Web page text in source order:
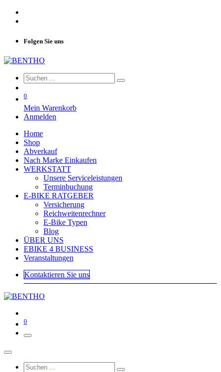
Folgen Sie uns
0
Mein Warenkorb
Anmelden
Home
Shop
Abverkauf
Nach Marke Einkaufen
WERKSTATT
Unsere Serviceleistungen
Terminbuchung
E-BIKE RATGEBER
Versicherung
Reichweitenrechner
E-Bike Typen
Blog
ÜBER UNS
EBIKE 4 BUSINESS
Veranstaltungen
Kontaktieren Sie uns
0